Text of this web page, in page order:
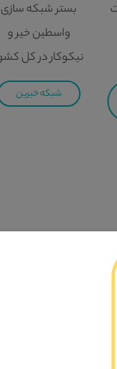
بستر شبکه سازی
واسطین خیر و
نیکوکار در کل
شبکه خیرین
ازدواج و
نیل به سمت جامعه
متعال می‌فرماید